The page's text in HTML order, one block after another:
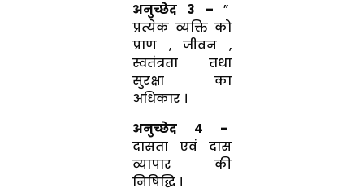
अनुच्छेद 3 –”
प्रत्येक व्यक्ति को
प्राण , जीवन ,
स्वतंत्रता तथा
सुरक्षा का
अधिकार ।
अनुच्छेद 4 –
दासता एवं दास
व्यापार की
निषिद्धि ।